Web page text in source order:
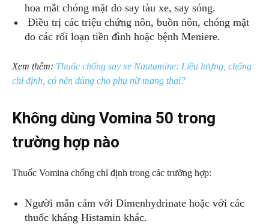
hoa mắt chóng mặt do say tàu xe, say sóng.
Điều trị các triệu chứng nôn, buồn nôn, chóng mặt
do các rối loạn tiền đình hoặc bệnh Meniere.
Xem thêm: Thuốc chống say xe Nautamine: Liều lượng, chống
chỉ định, có nên dùng cho phụ nữ mang thai?
Không dùng Vomina 50 trong
trường hợp nào
Thuốc Vomina chống chỉ định trong các trường hợp:
Người mẫn cảm với Dimenhydrinate hoặc với các
thuốc kháng Histamin khác.